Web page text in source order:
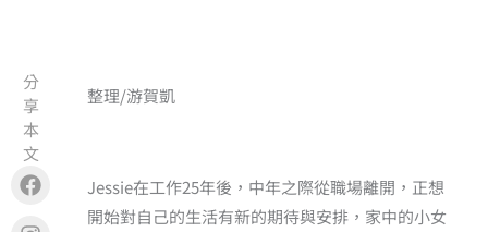
分
享
本
文
Facebook
Instagram
Line
Copy
整理/游賀凱
Jessie在工作25年後，中年之際從職場離開，正想
開始對自己的生活有新的期待與安排，家中的小女